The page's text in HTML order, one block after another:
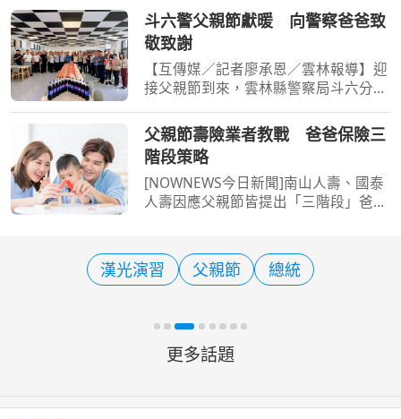
老翁獨自在瑞芳區街頭徘徊近2小時，
因無法清楚說出住址及家屬聯絡方式，
所幸熱心民眾發現異狀報
斗六警父親節獻暖 向警察爸爸致
敬致謝
【互傳媒／記者廖承恩／雲林報導】迎
接父親節到來，雲林縣警察局斗六分局
仁及志工齊聚一堂，透過蛋糕、茶點與
溫馨交流，在忙碌勤務之餘共度節慶時
光，向長年堅守崗位、
父親節壽險業者教戰 爸爸保險三
階段策略
[NOWNEWS今日新聞]南山人壽、國泰
人壽因應父親節皆提出「三階段」爸爸
新手爸爸、三明治/夾心爸爸、樂退
（齡）爸爸。新手爸爸：建構...
漢光演習 父親節 總統
更多話題